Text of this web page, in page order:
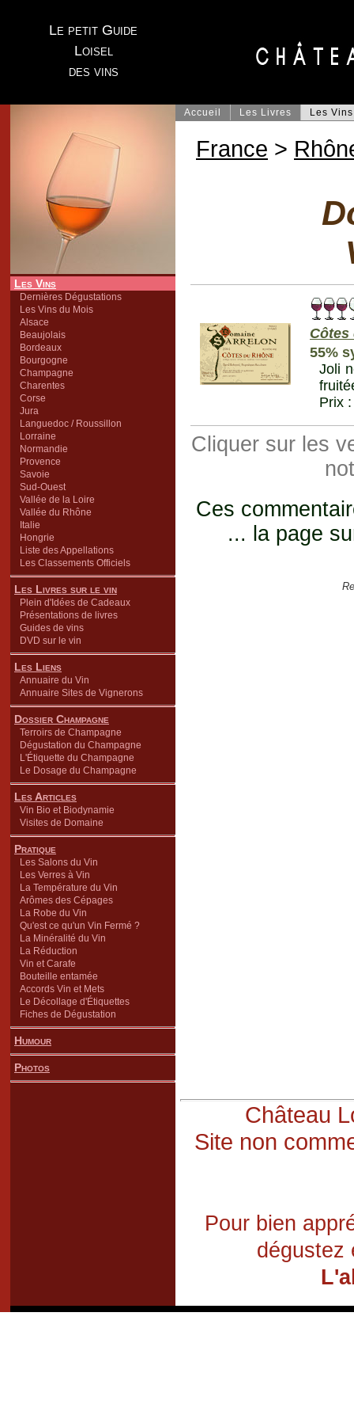
Le petit Guide
Loisel
des vins
Les Vins
Dernières Dégustations
Les Vins du Mois
Alsace
Beaujolais
Bordeaux
Bourgogne
Champagne
Charentes
Corse
Jura
Languedoc / Roussillon
Lorraine
Normandie
Provence
Savoie
Sud-Ouest
Vallée de la Loire
Vallée du Rhône
Italie
Hongrie
Liste des Appellations
Les Classements Officiels
Les Livres sur le vin
Plein d'Idées de Cadeaux
Présentations de livres
Guides de vins
DVD sur le vin
Les Liens
Annuaire du Vin
Annuaire Sites de Vignerons
Dossier Champagne
Terroirs de Champagne
Dégustation du Champagne
L'Étiquette du Champagne
Le Dosage du Champagne
Les Articles
Vin Bio et Biodynamie
Visites de Domaine
Pratique
Les Salons du Vin
Les Verres à Vin
La Température du Vin
Arômes des Cépages
La Robe du Vin
Qu'est ce qu'un Vin Fermé ?
La Minéralité du Vin
La Réduction
Vin et Carafe
Bouteille entamée
Accords Vin et Mets
Le Décollage d'Étiquettes
Fiches de Dégustation
Humour
Photos
Accueil Les Livres Les Vins
France >
Côtes
55%
Joli
Prix :
Cliquer sur les
Ces
... la page
Château
Site non
Pour bien
dégustez